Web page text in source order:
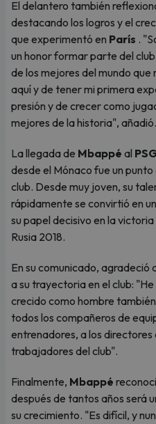
El delantero también
destacando los logros y el
que experimentó en París .
un honor formar parte del
de los mejores del mundo
aquí y de tener mi primera
presión y de crecer como
mejores de la historia", añadió.
La llegada de Mbappé al
desde el Mónaco fue un
club. Desde muy joven, su
rápidamente se convirtió en
su papel decisivo en la
Rusia 2018.
En su comunicado, agradeció
a su trayectoria en el club:
crecido como hombre
todos los compañeros de
entrenadores, a los
trabajadores del club".
Finalmente, Mbappé
después de tantos años será
su crecimiento. "Es difícil, y